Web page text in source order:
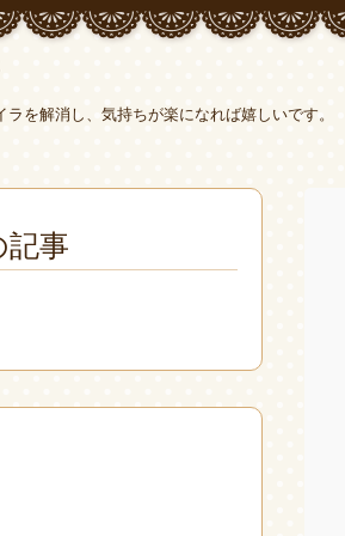
を解消し、気持ちが楽になれば嬉しいです。
事